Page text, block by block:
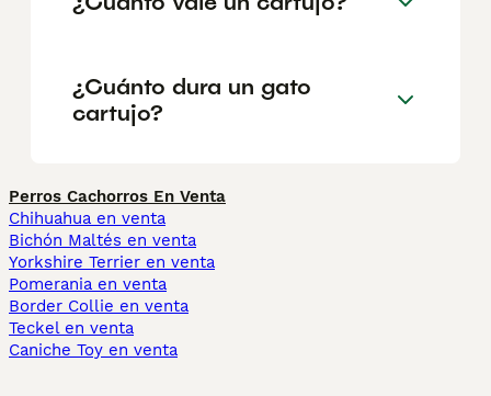
¿Cuánto dura un gato
cartujo?
Perros Cachorros En Venta
Chihuahua en venta
Bichón Maltés en venta
Yorkshire Terrier en venta
Pomerania en venta
Border Collie en venta
Teckel en venta
Caniche Toy en venta